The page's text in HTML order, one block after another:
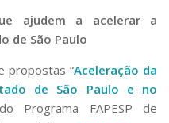
ajudem a acelerar a
de São Paulo
propostas “Aceleração da
de São Paulo e no
Programa FAPESP de